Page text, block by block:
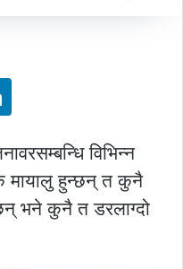
विभिन्न
मायालु हुन्छन् त कुनै
भने कुनै त डरलाग्दो